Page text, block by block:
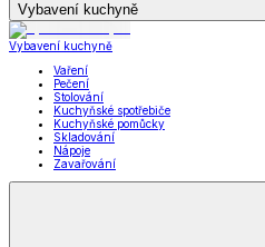
Vybavení kuchyně
Vybavení kuchyně
Vaření
Pečení
Stolování
Kuchyňské spotřebiče
Kuchyňské pomůcky
Skladování
Nápoje
Zavařování